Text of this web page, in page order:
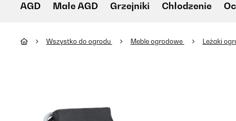
AGD Małe AGD Grzejniki Chłodzenie
Wszystko do ogrodu Meble ogrodowe Leżaki